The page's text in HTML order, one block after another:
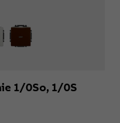
1/0So, 1/0S